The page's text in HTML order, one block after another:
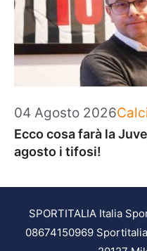
04 Agosto 2026
Ecco cosa farà la
agosto i tifosi!
SPORTITALIA Italia
08674150969